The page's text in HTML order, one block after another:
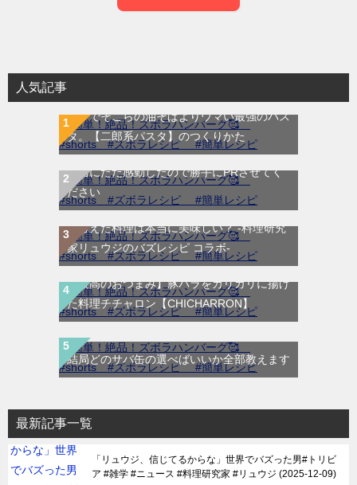
人気記事
マジでそこらの油そばよりウマい最強のパス
タ。【二郎系パスタ】のつくりかた
本当にただ感動したので勝手にPRさせてく
ださい
リュウジ敗北 !?「AIに仕事取られるわ！」
リュウジ vs AIリュウジ !? ChatGTP・Grok
が考えた料理は本当に美味しい？ -料理研究
家リュウジのバズレシピ コラボ-
【最高のおつまみ】豚バラをカリカリに揚げ
た料理チチャロン【CHICHARRON】
結局どのサバ缶の選べばいいか全部教えます
最新記事一覧
「リュウジ、信じてるからな」世界でバズった男#トリビ
ア #雑学 #ニュース #料理研究家 #リュウジ 2025-12-09